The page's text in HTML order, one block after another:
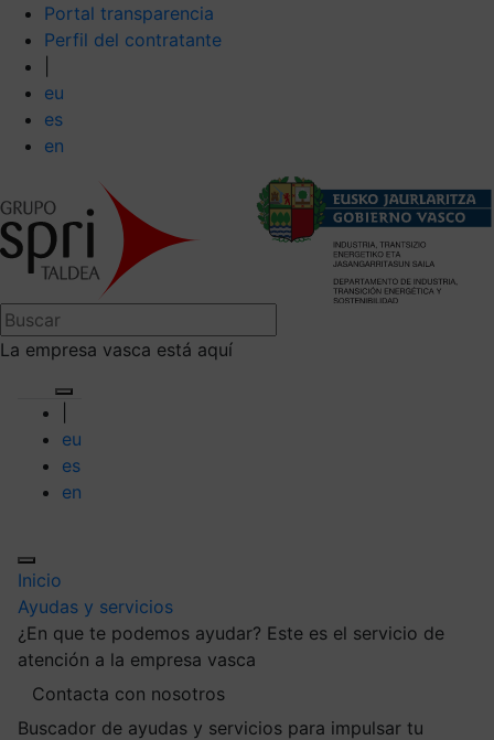
Portal transparencia
Perfil del contratante
eu
es
en
La empresa vasca está aquí
eu
es
en
Inicio
Ayudas y servicios
¿En que te podemos ayudar? Este es el servicio de
atención a la empresa vasca
Contacta con nosotros
Buscador de ayudas y servicios para impulsar tu